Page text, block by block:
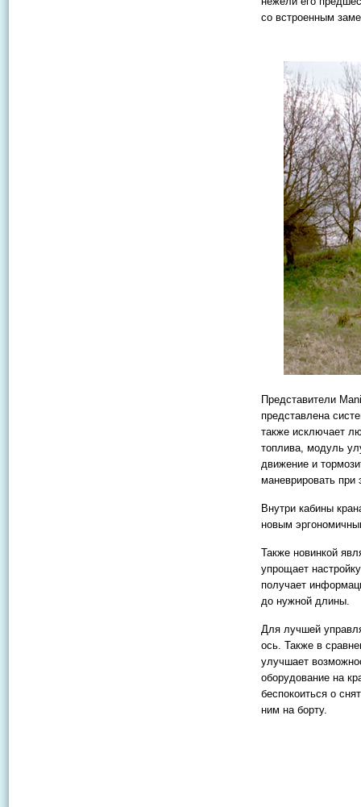
со встроенным
Представители
представлена
также исключает
топлива, модуль
движение и
маневрировать при
Внутри кабины
новым
Также новинкой
упрощает
получает
до нужной длины.
Для лучшей
ось. Также в
улучшает
оборудование на
беспокоиться о
ним на борту.